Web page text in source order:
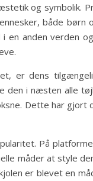
og
både
anden verden
er dens
den i næsten alle
Dette har gjort
På
måder at style
er blevet en